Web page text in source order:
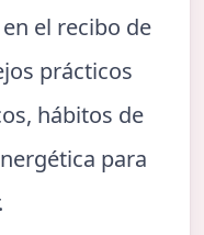
el recibo de
prácticos
hábitos de
para